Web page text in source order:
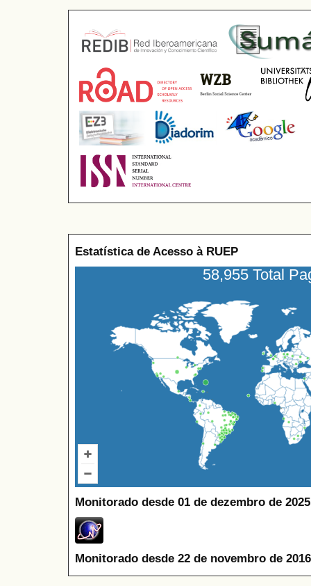
Estatística de Acesso à RUEP
58,955 Total
Monitorado desde 01 de dezembro de
Monitorado desde 22 de novembro de